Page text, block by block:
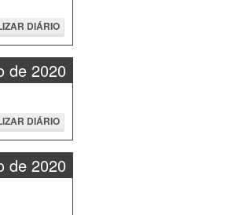
DIÁRIO
de 2020
DIÁRIO
de 2020